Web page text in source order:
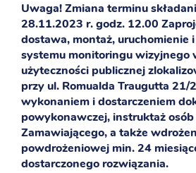
Uwaga! Zmiana terminu
28.11.2023 r. godz. 12.00
dostawa, montaż, uruchomienie
systemu monitoringu wizyjnego
użyteczności publicznej
przy ul. Romualda Traugutta 21/
wykonaniem i dostarczeniem
powykonawczej, instruktaż
Zamawiającego, a także
powdrożeniowej min. 24
dostarczonego rozwiązania.